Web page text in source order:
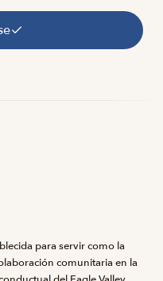
para servir como la
comunitaria en la